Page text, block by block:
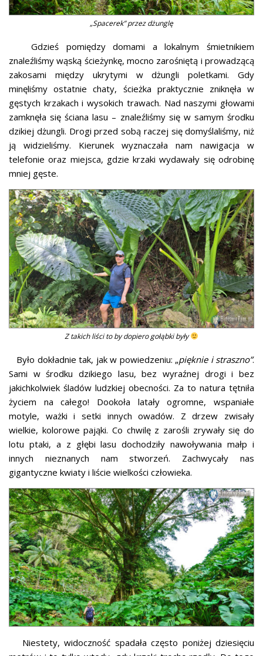
„Spacerek” przez dżunglę
Gdzieś pomiędzy domami a lokalnym śmietnikiem
znaleźliśmy wąską ścieżynkę, mocno zarośniętą i prowadzącą
zakosami między ukrytymi w dżungli poletkami. Gdy
minęliśmy ostatnie chaty, ścieżka praktycznie zniknęła w
gęstych krzakach i wysokich trawach. Nad naszymi głowami
zamknęła się ściana lasu – znaleźliśmy się w samym środku
dzikiej dżungli. Drogi przed sobą raczej się domyślaliśmy, niż
ją widzieliśmy. Kierunek wyznaczała nam nawigacja w
telefonie oraz miejsca, gdzie krzaki wydawały się odrobinę
mniej gęste.
Z takich liści to by dopiero gołąbki były
Było dokładnie tak, jak w powiedzeniu: „pięknie i straszno”.
Sami w środku dzikiego lasu, bez wyraźnej drogi i bez
jakichkolwiek śladów ludzkiej obecności. Za to natura tętniła
życiem na całego! Dookoła latały ogromne, wspaniałe
motyle, ważki i setki innych owadów. Z drzew zwisały
wielkie, kolorowe pająki. Co chwilę z zarośli zrywały się do
lotu ptaki, a z głębi lasu dochodziły nawoływania małp i
innych nieznanych nam stworzeń. Zachwycały nas
gigantyczne kwiaty i liście wielkości człowieka.
Niestety, widoczność spadała często poniżej dziesięciu